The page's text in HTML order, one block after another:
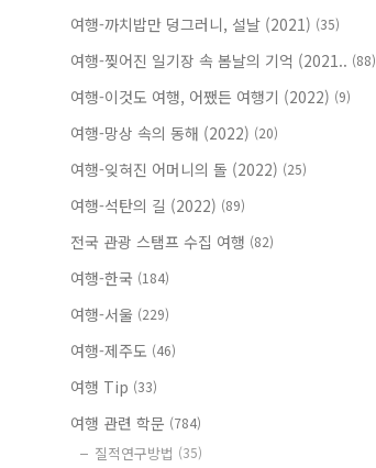
여행-까치밥만 덩그러니, 설날 (2021) (35)
여행-찢어진 일기장 속 봄날의 기억 (2021.. (88)
여행-이것도 여행, 어쨌든 여행기 (2022) (9)
여행-망상 속의 동해 (2022) (20)
여행-잊혀진 어머니의 돌 (2022) (25)
여행-석탄의 길 (2022) (89)
전국 관광 스탬프 수집 여행 (82)
여행-한국 (184)
여행-서울 (229)
여행-제주도 (46)
여행 Tip (33)
여행 관련 학문 (784)
질적연구방법 (35)